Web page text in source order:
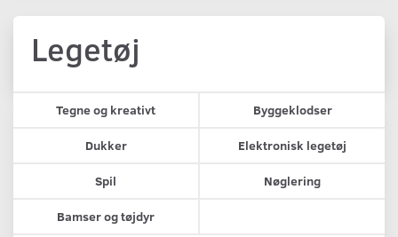
Legetøj
Tegne og kreativt Byggeklodser
Dukker Elektronisk legetøj
Spil Nøglering
Bamser og tøjdyr